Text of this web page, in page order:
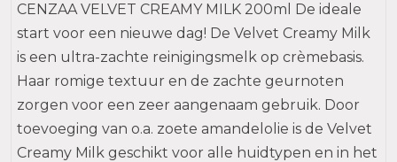
CENZAA VELVET CREAMY MILK 200ml De ideale
start voor een nieuwe dag! De Velvet Creamy Milk
is een ultra-zachte reinigingsmelk op crèmebasis.
Haar romige textuur en de zachte geurnoten
zorgen voor een zeer aangenaam gebruik. Door
toevoeging van o.a. zoete amandelolie is de Velvet
Creamy Milk geschikt voor alle huidtypen en in het